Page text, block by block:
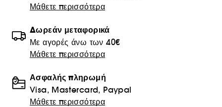
Μάθετε περισσότερα
Δωρεάν μεταφορικά
Με αγορές άνω των 40€
Μάθετε περισσότερα
Ασφαλής πληρωμή
Visa, Mastercard, Paypal
Μάθετε περισσότερα